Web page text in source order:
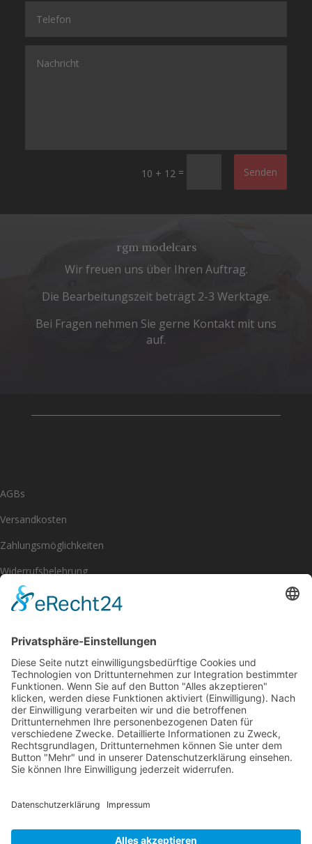
10 + 12 = Senden
rgm modelcars
Wir freuen uns über Ihren Auftrag.
Die Bearbeitungszeit beträgt 2-3 Werktage.
Bei Fragen nehmen Sie gerne Kontakt mit uns
auf.
AGBs
Versandkosten
Zahlungsmöglichkeiten
Widerrufsbelehrung
Impressum
[eu_owb_order_withdrawal_button]